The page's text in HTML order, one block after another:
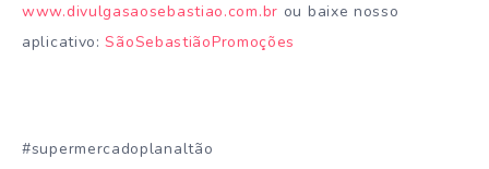
www.divulgasaosebastiao.com.br ou baixe nosso
aplicativo:SãoSebastiãoPromoções
#supermercadoplanaltão